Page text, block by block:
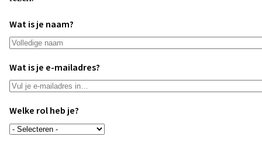
Wat is je naam?
Wat is je e-mailadres?
Welke rol heb je?